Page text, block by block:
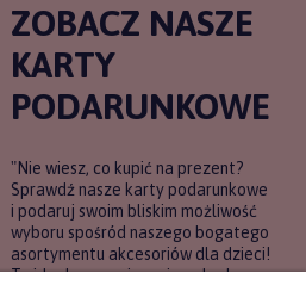
ZOBACZ NASZE
KARTY
PODARUNKOWE
"Nie wiesz, co kupić na prezent?
Sprawdź nasze karty podarunkowe
i podaruj swoim bliskim możliwość
wyboru spośród naszego bogatego
asortymentu akcesoriów dla dzieci!
To idealne rozwiązanie, gdy chcesz